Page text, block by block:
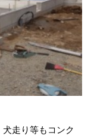
走り等もコンク